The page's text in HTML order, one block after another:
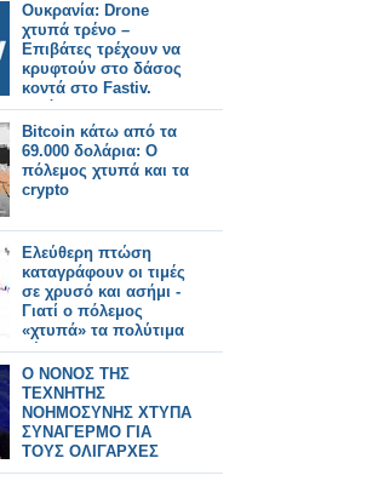
Ουκρανία: Drone
χτυπά τρένο –
Επιβάτες τρέχουν να
κρυφτούν στο δάσος
κοντά στο Fastiv.
Εικόνες
Bitcoin κάτω από τα
69.000 δολάρια: Ο
πόλεμος χτυπά και τα
crypto
Eλεύθερη πτώση
καταγράφουν οι τιμές
σε χρυσό και ασήμι -
Γιατί ο πόλεμος
«χτυπά» τα πολύτιμα
μέταλλα
Ο ΝΟΝΟΣ ΤΗΣ
ΤΕΧΝΗΤΗΣ
ΝΟΗΜΟΣΥΝΗΣ ΧΤΥΠΑ
ΣΥΝΑΓΕΡΜΟ ΓΙΑ
ΤΟΥΣ ΟΛΙΓΑΡΧΕΣ
ΤΗΣ ΤΕΧΝΟΛΟΓΙΑΣ